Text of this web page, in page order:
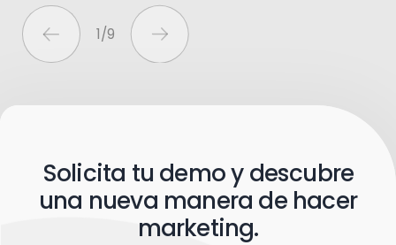
1/9
Solicita tu demo y descubre
una nueva manera de hacer
marketing.